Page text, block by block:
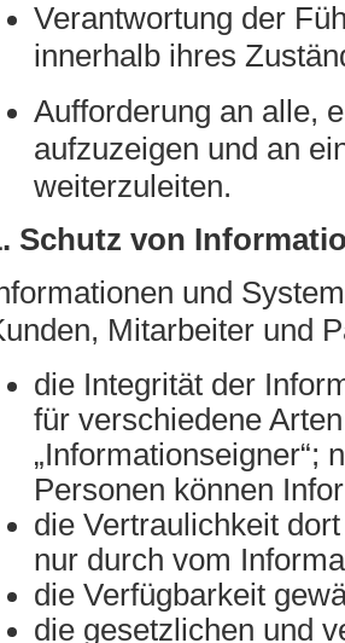
Verantwortung der
innerhalb ihres
Aufforderung an alle,
aufzuzeigen und an
weiterzuleiten.
Schutz von
und
Mitarbeiter und
die Integrität der
für verschiedene
„Informationseigner“;
Personen können
die Vertraulichkeit
nur durch vom
die Verfügbarkeit
die gesetzlichen und